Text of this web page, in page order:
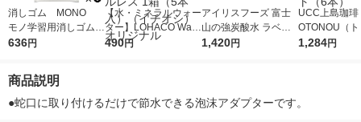
消しゴム MONO
モノ学習用消しゴム
濃いえんぴつもよく消
636円
【水・ミネラルウォー
ター】LOHACO Wate
r（ロハコウォータ
490円
アイリスフーズ 富士
山の強炭酸水 ラベル
レス 500ml 1箱（24
1,420円
UCC上島珈琲
OTONOU（
ウ） by
1,284円
商品説明
●蛇口に取り付けるだけで節水できる泡沫アダプターです。